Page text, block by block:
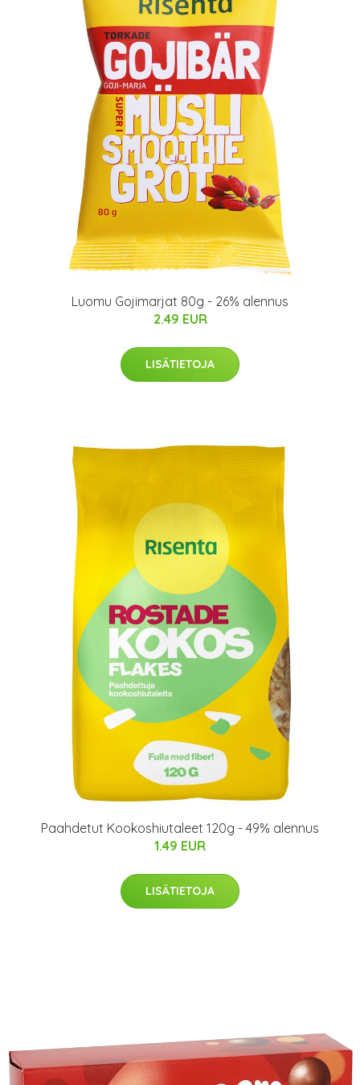
Luomu Gojimarjat 80g - 26% alennus
2.49 EUR
LISÄTIETOJA
Paahdetut Kookoshiutaleet 120g - 49% alennus
1.49 EUR
LISÄTIETOJA